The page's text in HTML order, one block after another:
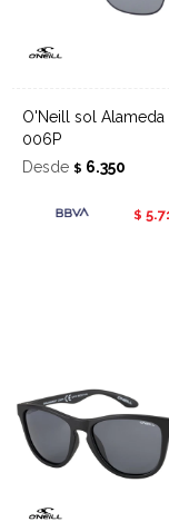
O'Neill sol Alameda - col
006P
Desde $ 6.350
$